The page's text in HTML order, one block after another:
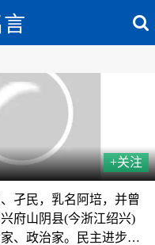
+关注
孑民，乳名阿培，并曾
府山阴县(今浙江绍兴)
、政治家。民主进步人